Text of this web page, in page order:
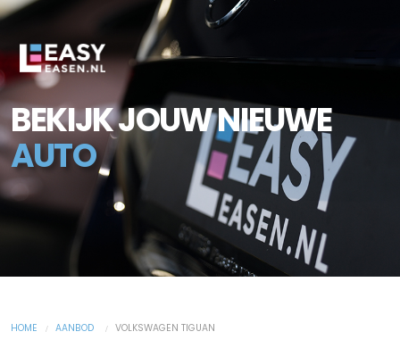
BEKIJK JOUW NIEUWE
AUTO
HOME AANBOD VOLKSWAGEN TIGUAN